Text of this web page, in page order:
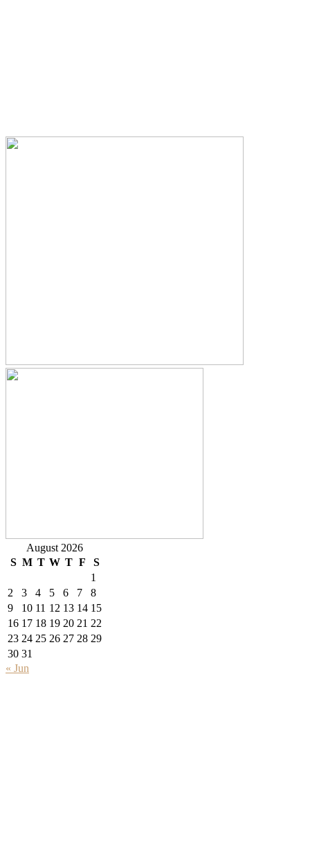
August 2026
S M T W T F
S
1
2
3 4 5 6 7
8
9
10 11 12 13 14 15
16 17 18 19 20 21 22
23 24 25 26 27 28 29
30 31
« Jun